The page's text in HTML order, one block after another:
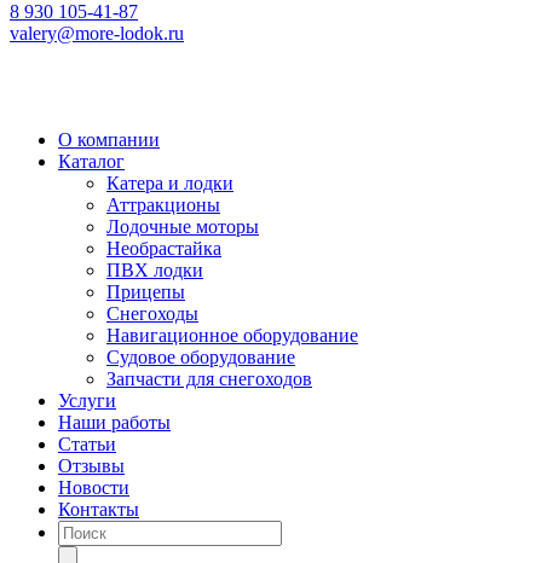
8 930 105-41-87
valery@more-lodok.ru
О компании
Каталог
Катера и лодки
Аттракционы
Лодочные моторы
Необрастайка
ПВХ лодки
Прицепы
Снегоходы
Навигационное оборудование
Судовое оборудование
Запчасти для снегоходов
Услуги
Наши работы
Статьи
Отзывы
Новости
Контакты
Поиск
товаров